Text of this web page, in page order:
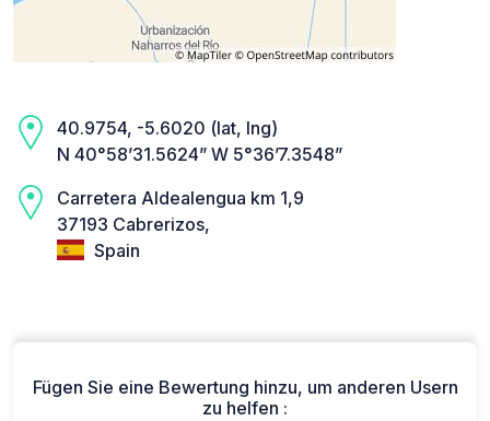
40.9754, -5.6020 (lat, lng)
N 40°58’31.5624” W 5°36’7.3548”
Carretera Aldealengua km 1,9
37193 Cabrerizos,
Spain
Fügen Sie eine Bewertung hinzu, um anderen Usern
zu helfen :